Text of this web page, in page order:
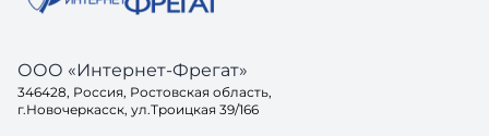
ООО «Интернет-Фрегат»
346428, Россия, Ростовская область,
г.Новочеркасск, ул.Троицкая 39/166